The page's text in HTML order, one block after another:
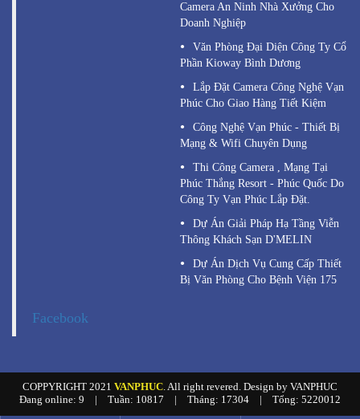
Camera An Ninh Nhà Xưởng Cho
Doanh Nghiệp
Văn Phòng Đại Diện Công Ty Cổ
Phần Kioway Bình Dương
Lắp Đặt Camera Công Nghệ Vạn
Phúc Cho Giao Hàng Tiết Kiệm
Công Nghệ Vạn Phúc - Thiết Bị
Mạng & Wifi Chuyên Dụng
Thi Công Camera , Mạng Tại
Phúc Thắng Resort - Phúc Quốc Do
Công Ty Vạn Phúc Lắp Đặt.
Dự Án Giải Pháp Hạ Tầng Viễn
Thông Khách Sạn D'MELIN
Dự Án Dịch Vụ Cung Cấp Thiết
Bị Văn Phòng Cho Bệnh Viện 175
Facebook
COPPYRIGHT 2021 VANPHUC. All right revered. Design by VANPHUC
Đang online: 9
| Tuần: 10817 | Tháng: 17304 | Tổng: 5220012